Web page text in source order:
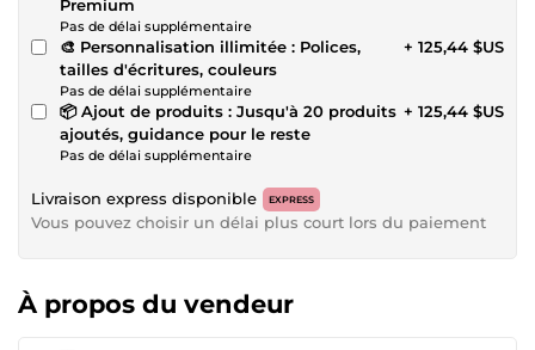
Premium
Pas de délai supplémentaire
🎨 Personnalisation illimitée : Polices,
tailles d'écritures, couleurs
Pas de délai supplémentaire
+ 125,44 $US
📦 Ajout de produits : Jusqu'à 20 produits
ajoutés, guidance pour le reste
Pas de délai supplémentaire
+ 125,44 $US
Livraison express disponible EXPRESS
Vous pouvez choisir un délai plus court lors du paiement
À propos du vendeur